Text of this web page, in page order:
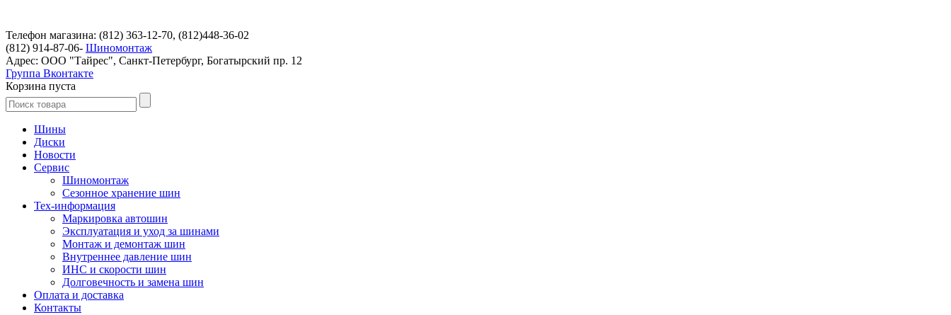
Телефон магазина: (812) 363-12-70, (812)448-36-02
(812) 914-87-06- Шиномонтаж
Адрес: ООО "Тайрес", Санкт-Петербург, Богатырский пр. 12
Группа Вконтакте
Корзина пуста
Шины
Диски
Новости
Сервис
Шиномонтаж
Сезонное хранение шин
Тех-информация
Маркировка автошин
Эксплуатация и уход за шинами
Монтаж и демонтаж шин
Внутреннее давление шин
ИНС и скорости шин
Долговечность и замена шин
Оплата и доставка
Контакты